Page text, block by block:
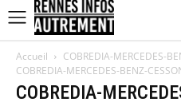
Accueil
COBREDIA-MERCEDES-
COBREDIA-MERCEDES-BENZ-
COBREDIA-